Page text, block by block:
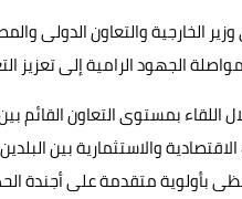
الخارجية والتعاون الدولى
الجهود الرامية إلى تعزيز
اللقاء بمستوى التعاون القائم
والاستثمارية بين
بأولوية متقدمة على أجندة